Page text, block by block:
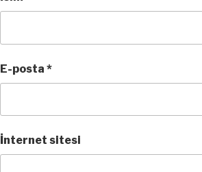
E-posta *
İnternet sitesi